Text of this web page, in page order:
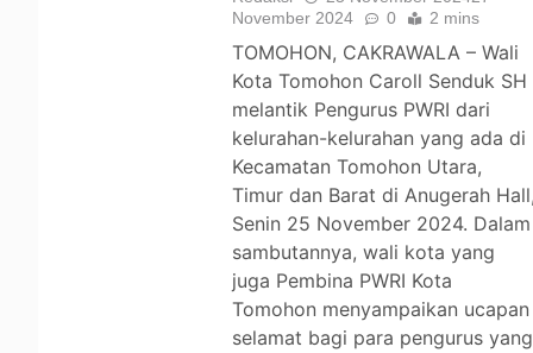
November 2024
0 2 mins
TOMOHON, CAKRAWALA – Wali
Kota Tomohon Caroll Senduk SH
melantik Pengurus PWRI dari
kelurahan-kelurahan yang ada di
Kecamatan Tomohon Utara,
Timur dan Barat di Anugerah
Senin 25 November 2024. Dalam
sambutannya, wali kota yang
juga Pembina PWRI Kota
Tomohon menyampaikan ucapan
selamat bagi para pengurus yang